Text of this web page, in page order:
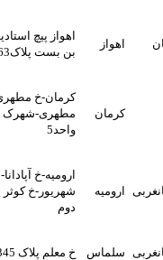
اهواز پیچ استادیوم خ تختی کوچه
بن بست پلاک63
کرمان-خ مطهری شرقی-سه راه
مطهری-شهرک آریا -بلوک5-
ارومیه-خ آ‌پادانا-انتهای 8
شهریور-خ کوثر پلاک48 -طبقه
خ معلم پلاک 345